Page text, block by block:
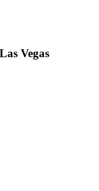
Vegas